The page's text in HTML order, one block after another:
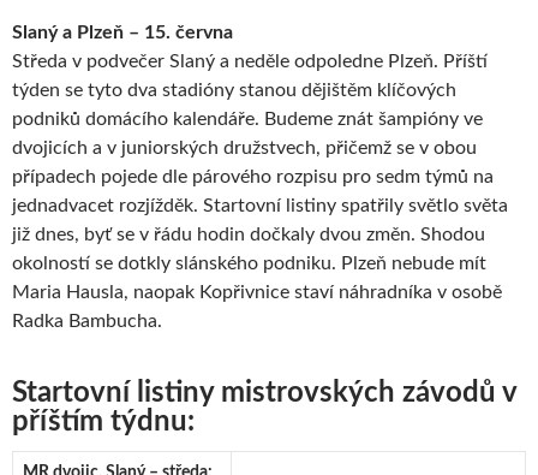
Slaný a Plzeň – 15. června
Středa v podvečer Slaný a neděle odpoledne Plzeň. Příští
týden se tyto dva stadióny stanou dějištěm klíčových
podniků domácího kalendáře. Budeme znát šampióny ve
dvojicích a v juniorských družstvech, přičemž se v obou
případech pojede dle párového rozpisu pro sedm týmů na
jednadvacet rozjížděk. Startovní listiny spatřily světlo světa
již dnes, byť se v řádu hodin dočkaly dvou změn. Shodou
okolností se dotkly slánského podniku. Plzeň nebude mít
Maria Hausla, naopak Kopřivnice staví náhradníka v osobě
Radka Bambucha.
Startovní listiny mistrovských závodů v
příštím týdnu: